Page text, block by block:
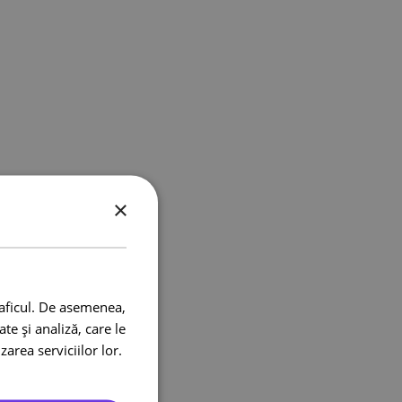
×
De asemenea,
și analiză, care le
serviciilor lor.